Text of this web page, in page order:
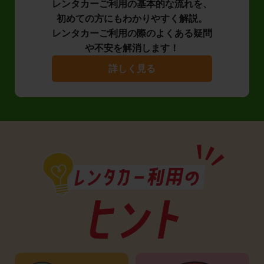
レンタカーご利用の基本的な流れを、
初めての方にもわかりやすく解説。
レンタカーご利用の際のよくある疑問
や不安を解消します！
詳しく見る